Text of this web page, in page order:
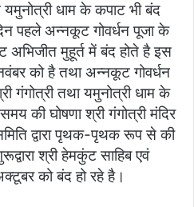
धाम के कपाट भी बंद
पहले अन्नकूट गोवर्धन पूजा के
अभिजीत मुहूर्त में बंद होते है इस
को है तथा अन्नकूट गोवर्धन
गंगोत्री तथा यमुनोत्री धाम के
की घोषणा श्री गंगोत्री मंदिर
द्वारा पृथक-पृथक रूप से की
श्री हेमकुंट साहिब एवं
को बंद हो रहे है।